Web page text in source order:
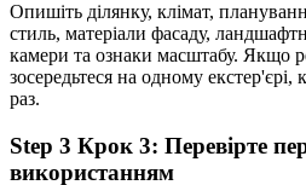
Опишіть ділянку, клімат,
стиль, матеріали фасаду,
камери та ознаки масштабу. Якщо
зосередьтеся на одному екстер'єрі,
раз.
Step 3 Крок 3: Перевірте
використанням